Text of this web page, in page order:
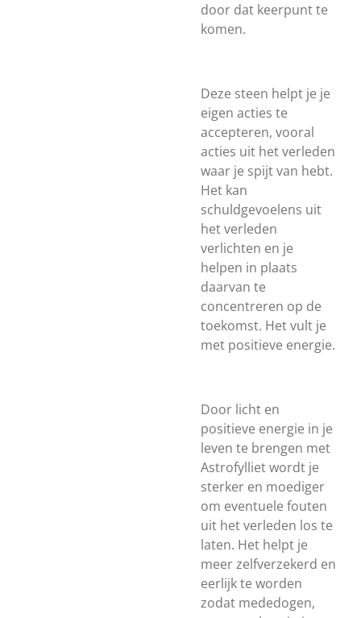
door dat keerpunt te
komen.
Deze steen helpt je je
eigen acties te
accepteren, vooral
acties uit het verleden
waar je spijt van hebt.
Het kan
schuldgevoelens uit
het verleden
verlichten en je
helpen in plaats
daarvan te
concentreren op de
toekomst. Het vult je
met positieve energie.
Door licht en
positieve energie in je
leven te brengen met
Astrofylliet wordt je
sterker en moediger
om eventuele fouten
uit het verleden los te
laten. Het helpt je
meer zelfverzekerd en
eerlijk te worden
zodat mededogen,